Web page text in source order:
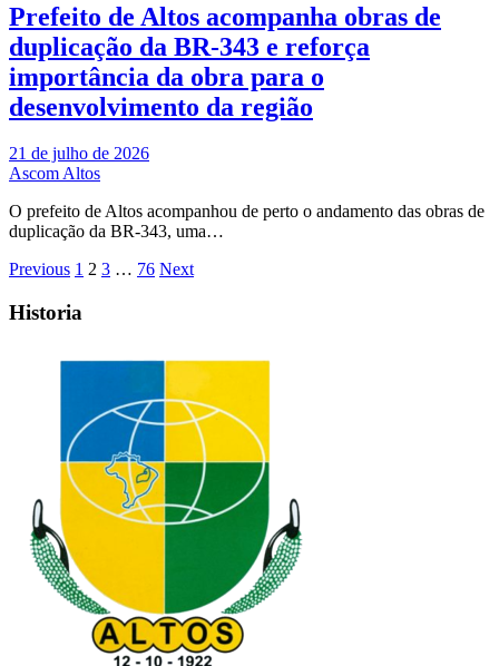
Prefeito de Altos acompanha obras de
duplicação da BR-343 e reforça
importância da obra para o
desenvolvimento da região
21 de julho de 2026
Ascom Altos
O prefeito de Altos acompanhou de perto o andamento das obras de
duplicação da BR-343, uma…
Paginação
de
Previous 1 2 3 … 76 Next
Historia